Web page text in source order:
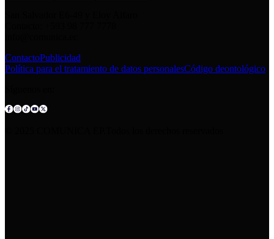
ContactoPublicidad
Política para el tratamiento de datos personalesCódigo deontológico